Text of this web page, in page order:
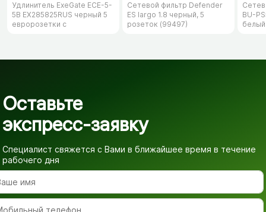
Удлинитель ExeGate ECE-5-
5B EX285825RUS черный 5
евророзетки с
Сетевой фильтр Defender
ES largo 1.8 черный, 5
розеток (99497)
BU-
белый
Оставьте
экспресс-заявку
Специалист свяжется с Вами в ближайшее время в течение
рабочего дня